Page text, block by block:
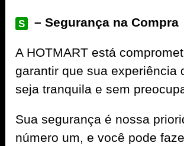
S – Segurança na Compra
A HOTMART está
garantir que sua experiência
seja tranquila e sem
Sua segurança é nossa
número um, e você pode